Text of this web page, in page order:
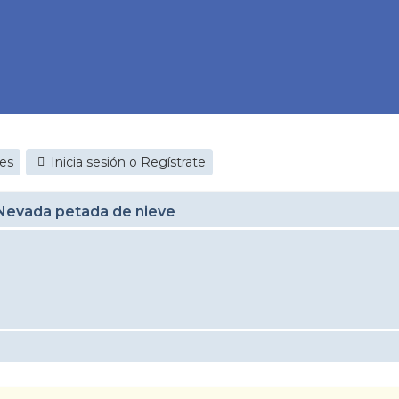
Inicia sesión o Regístrate
petada de nieve